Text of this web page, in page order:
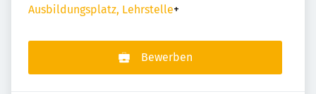
Ausbildungsplatz, Lehrstelle+
Bewerben